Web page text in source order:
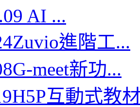
AI ...
進階工...
meet新功...
互動式教